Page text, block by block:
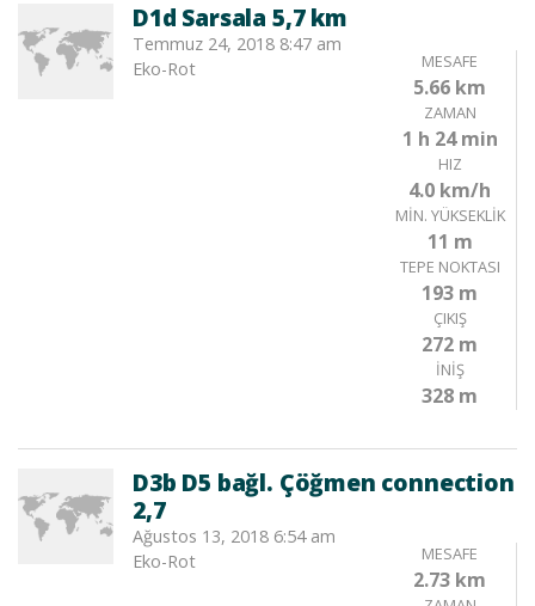
D1d Sarsala 5,7 km
MESAFE
5.66 km
ZAMAN
1 h 24 min
HIZ
4.0 km/h
MIN. YÜKSEKLIK
11 m
TEPE NOKTASI
193 m
ÇIKIŞ
272 m
İNIŞ
328 m
Temmuz 24, 2018 8:47 am
Eko-Rot
D3b D5 bağl. Çöğmen connection
2,7
MESAFE
2.73 km
Ağustos 13, 2018 6:54 am
Eko-Rot